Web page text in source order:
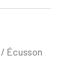
Écusson